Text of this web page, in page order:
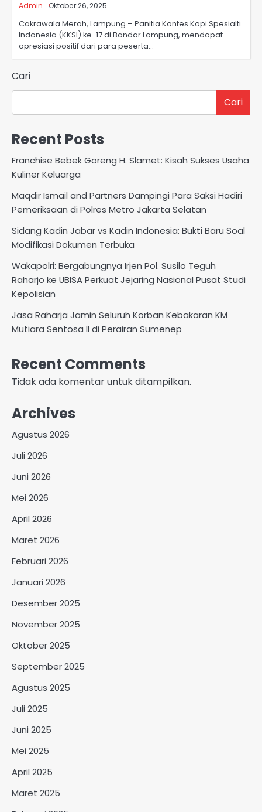
Admin Oktober 26, 2025
Cakrawala Merah, Lampung – Panitia Kontes Kopi Spesialti
Indonesia (KKSI) ke-17 di Bandar Lampung, mendapat
apresiasi positif dari para peserta…
Cari
Cari
Recent Posts
Franchise Bebek Goreng H. Slamet: Kisah Sukses Usaha
Kuliner Keluarga
Maqdir Ismail and Partners Dampingi Para Saksi Hadiri
Pemeriksaan di Polres Metro Jakarta Selatan
Sidang Kadin Jabar vs Kadin Indonesia: Bukti Baru Soal
Modifikasi Dokumen Terbuka
Wakapolri: Bergabungnya Irjen Pol. Susilo Teguh
Raharjo ke UBISA Perkuat Jejaring Nasional Pusat Studi
Kepolisian
Jasa Raharja Jamin Seluruh Korban Kebakaran KM
Mutiara Sentosa II di Perairan Sumenep
Recent Comments
Tidak ada komentar untuk ditampilkan.
Archives
Agustus 2026
Juli 2026
Juni 2026
Mei 2026
April 2026
Maret 2026
Februari 2026
Januari 2026
Desember 2025
November 2025
Oktober 2025
September 2025
Agustus 2025
Juli 2025
Juni 2025
Mei 2025
April 2025
Maret 2025